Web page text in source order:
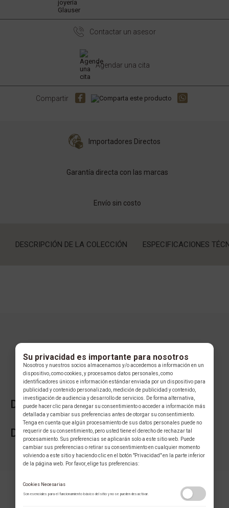
Contactar un asesor
Agendar una cita
Compartir
Importadores Directos
Garantía directa con las marcas
Envío sin costo
DESCRIPCIÓN DE LA COLECCIÓN ESPECIFICACIONES
DESCRIPCIÓN DE LA COLECCIÓN
DESCRIPCIÓN DE LA MARCA
Su privacidad es importante para nosotros
Nosotros y nuestros socios almacenamos y/o accedemos a información en un
dispositivo, como cookies, y procesamos datos personales, como
identificadores únicos e información estándar enviada por un dispositivo para
publicidad y contenido personalizado, medición de publicidad y contenido,
investigación de audiencia y desarrollo de servicios. De forma alternativa,
puede hacer clic para denegar su consentimiento o acceder a información más
detallada y cambiar sus preferencias antes de otorgar su consentimiento.
Tenga en cuenta que algún procesamiento de sus datos personales puede no
requerir de su consentimiento, pero usted tiene el derecho de rechazar tal
procesamiento. Sus preferencias se aplicarán solo a este sitio web. Puede
cambiar sus preferencias o retirar su consentimiento en cualquier momento
volviendo a este sitio y haciendo clic en el botón "Privacidad" en la parte inferior
de la página web. Por favor, elige tus preferencias:
Cookies Necesarias
Son esenciales para el funcionamiento básico del sitio y no se pueden desactivar.